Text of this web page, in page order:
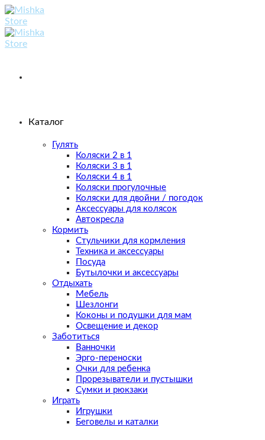
Skip
to
content
Каталог
Гулять
Коляски 2 в 1
Коляски 3 в 1
Коляски 4 в 1
Коляски прогулочные
Коляски для двойни / погодок
Аксессуары для колясок
Автокресла
Кормить
Стульчики для кормления
Техника и аксессуары
Посуда
Бутылочки и аксессуары
Отдыхать
Мебель
Шезлонги
Коконы и подушки для мам
Освещение и декор
Заботиться
Ванночки
Эрго-переноски
Очки для ребенка
Прорезыватели и пустышки
Сумки и рюкзаки
Играть
Игрушки
Беговелы и каталки